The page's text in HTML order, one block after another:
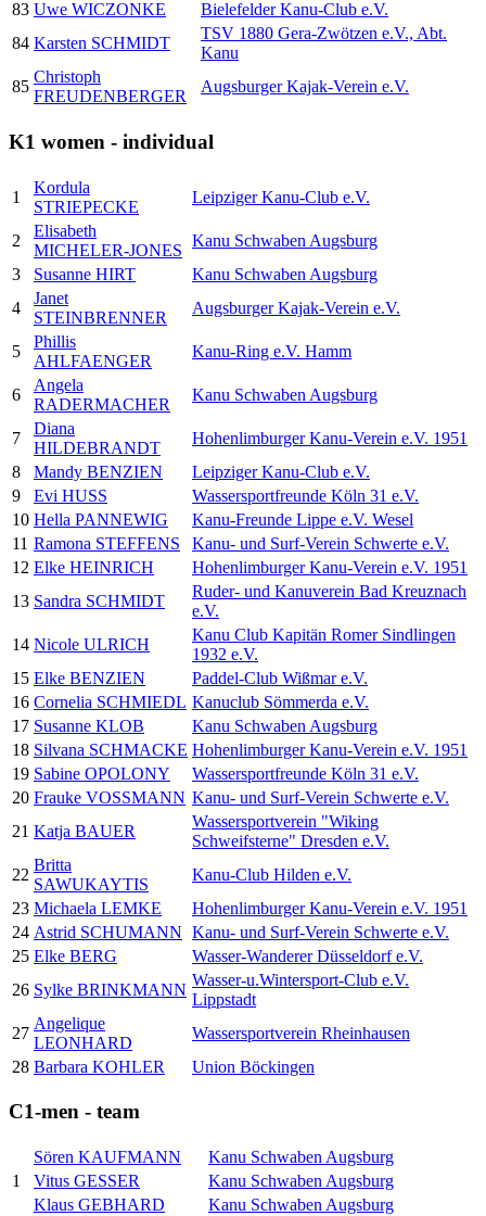
83 Uwe WICZONKE
Bielefelder Kanu-Club e.V.
84 Karsten SCHMIDT
TSV 1880 Gera-Zwötzen e.V., Abt.
Kanu
85
Christoph
FREUDENBERGER
Augsburger Kajak-Verein e.V.
K1 women - individual
1
Kordula
STRIEPECKE
Leipziger Kanu-Club e.V.
2
Elisabeth
MICHELER-JONES
Kanu Schwaben Augsburg
3
Susanne HIRT
Kanu Schwaben Augsburg
4
Janet
STEINBRENNER
Augsburger Kajak-Verein e.V.
5
Phillis
AHLFAENGER
Kanu-Ring e.V. Hamm
6
Angela
RADERMACHER
Kanu Schwaben Augsburg
7
Diana
HILDEBRANDT
Hohenlimburger Kanu-Verein e.V. 1951
8
Mandy BENZIEN
Leipziger Kanu-Club e.V.
9
Evi HUSS
Wassersportfreunde Köln 31 e.V.
10 Hella PANNEWIG
Kanu-Freunde Lippe e.V. Wesel
11 Ramona STEFFENS
Kanu- und Surf-Verein Schwerte e.V.
12 Elke HEINRICH
Hohenlimburger Kanu-Verein e.V. 1951
13 Sandra SCHMIDT
Ruder- und Kanuverein Bad Kreuznach
e.V.
14 Nicole ULRICH
Kanu Club Kapitän Romer Sindlingen
1932 e.V.
15 Elke BENZIEN
Paddel-Club Wißmar e.V.
16 Cornelia SCHMIEDL Kanuclub Sömmerda e.V.
17 Susanne KLOB
Kanu Schwaben Augsburg
18 Silvana SCHMACKE Hohenlimburger Kanu-Verein e.V. 1951
19 Sabine OPOLONY
Wassersportfreunde Köln 31 e.V.
20 Frauke VOSSMANN Kanu- und Surf-Verein Schwerte e.V.
21 Katja BAUER
Wassersportverein "Wiking
Schweifsterne" Dresden e.V.
22
Britta
SAWUKAYTIS
Kanu-Club Hilden e.V.
23 Michaela LEMKE
Hohenlimburger Kanu-Verein e.V. 1951
24 Astrid SCHUMANN Kanu- und Surf-Verein Schwerte e.V.
25 Elke BERG
Wasser-Wanderer Düsseldorf e.V.
26 Sylke BRINKMANN
Wasser-u.Wintersport-Club e.V.
Lippstadt
27
Angelique
LEONHARD
Wassersportverein Rheinhausen
28 Barbara KOHLER Union Böckingen
C1-men - team
1
Sören KAUFMANN
Kanu Schwaben Augsburg
Vitus GESSER
Kanu Schwaben Augsburg
Klaus GEBHARD
Kanu Schwaben Augsburg